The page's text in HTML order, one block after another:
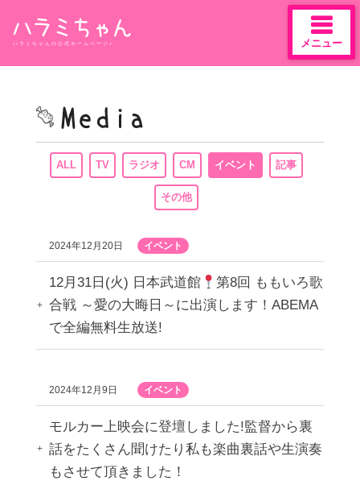
content
ハラミちゃんの公式ホームページ♪ メニュー
ALL TV ラジオ CM イベント 記事
その他
2024年12月20日 イベント
12月31日(火) 日本武道館
第8回 ももいろ歌
合戦 ～愛の大晦日～に出演します！ABEMA
で全編無料生放送!
2024年12月9日 イベント
モルカー上映会に登壇しました!監督から裏
話をたくさん聞けたり私も楽曲裏話や生演奏
もさせて頂きました！